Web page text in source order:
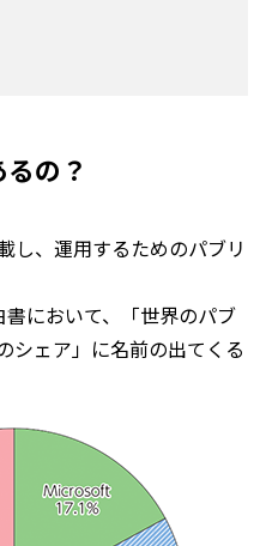
の？
し、運用するためのパブリ
において、「世界のパブ
シェア」に名前の出てくる